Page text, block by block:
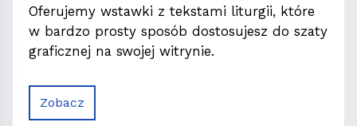
Oferujemy wstawki z tekstami liturgii, które
w bardzo prosty sposób dostosujesz do szaty
graficznej na swojej witrynie.
Zobacz